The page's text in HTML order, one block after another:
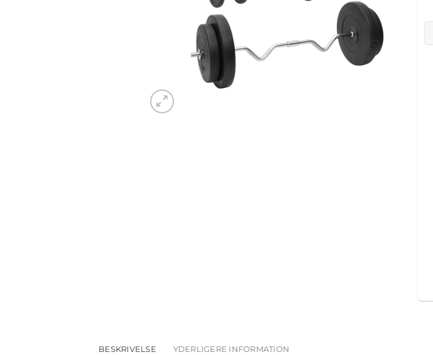
BESKRIVELSE YDERLIGERE INFORMATION